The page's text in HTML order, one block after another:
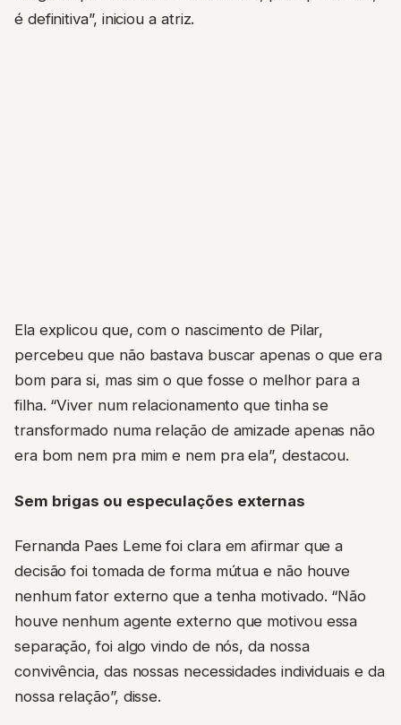
é definitiva”, iniciou a atriz.
Ela explicou que, com o nascimento de Pilar,
percebeu que não bastava buscar apenas o que era
bom para si, mas sim o que fosse o melhor para a
filha. “Viver num relacionamento que tinha se
transformado numa relação de amizade apenas não
era bom nem pra mim e nem pra ela”, destacou.
Sem brigas ou especulações externas
Fernanda Paes Leme foi clara em afirmar que a
decisão foi tomada de forma mútua e não houve
nenhum fator externo que a tenha motivado. “Não
houve nenhum agente externo que motivou essa
separação, foi algo vindo de nós, da nossa
convivência, das nossas necessidades individuais e da
nossa relação”, disse.